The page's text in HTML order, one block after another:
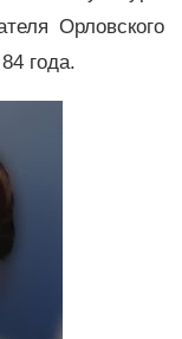
Орловского
года.